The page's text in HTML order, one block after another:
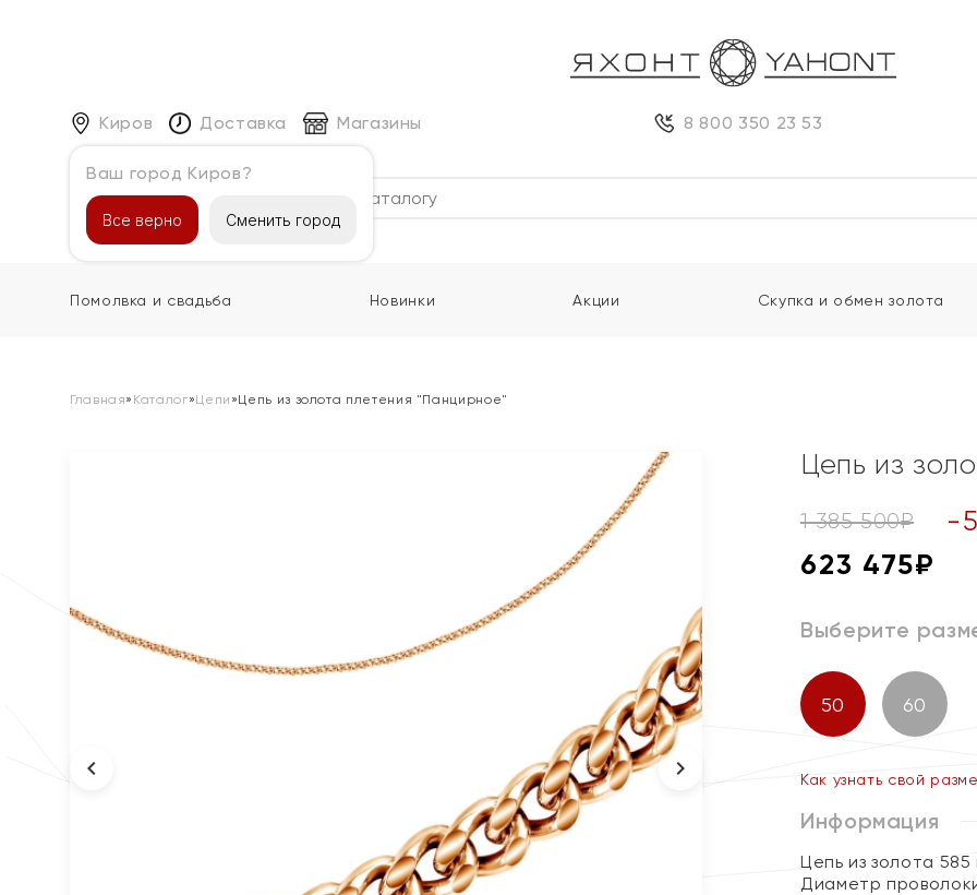
Киров
Ваш город Киров?
Все верно Сменить город
Доставка Магазины 8 800 350 23 53
Каталог
Помолвка и свадьба Новинки Акции Скупка и обмен золота
Главная» Каталог»Цепи »Цепь из золота плетения "Панцирное"
Цепь из
1 385 500₽ -
623 475₽
Выберите
50 60
Как узнать свой
Информация
Цепь из золота
Диаметр